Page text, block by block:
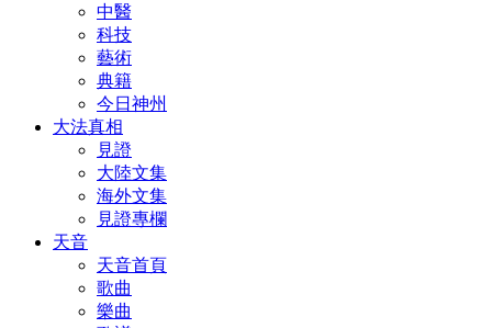
中醫
科技
藝術
典籍
今日神州
大法真相
見證
大陸文集
海外文集
見證專欄
天音
天音首頁
歌曲
樂曲